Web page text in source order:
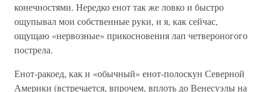
конечностями. Нередко енот так же ловко и быстро
ощупывал мои собственные руки, и я, как сейчас,
ощущаю «нервозные» прикосновения лап четвероногого
пострела.
Енот-ракоед, как и «обычный» енот-полоскун Северной
Америки (встречается, впрочем, вплоть до Венесуэлы на